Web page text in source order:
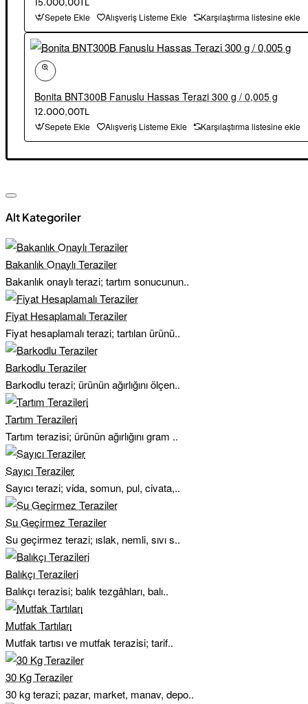
15.000,00TL
Sepete Ekle Alışveriş Listeme Ekle Karşılaştırma listesine ekle
Bonita BNT300B Fanuslu Hassas Terazi 300 g / 0,005 g
12.000,00TL
Sepete Ekle Alışveriş Listeme Ekle Karşılaştırma listesine ekle
Alt Kategoriler
Bakanlık Onaylı Teraziler
Bakanlık onaylı terazi; tartım sonucunun..
Fiyat Hesaplamalı Teraziler
Fiyat hesaplamalı terazi; tartılan ürünü..
Barkodlu Teraziler
Barkodlu terazi; ürünün ağırlığını ölçen..
Tartım Terazileri
Tartım terazisi; ürünün ağırlığını gram ..
Sayıcı Teraziler
Sayıcı terazi; vida, somun, pul, civata,..
Su Geçirmez Teraziler
Su geçirmez terazi; ıslak, nemli, sıvı s..
Balıkçı Terazileri
Balıkçı terazisi; balık tezgâhları, balı..
Mutfak Tartıları
Mutfak tartısı ve mutfak terazisi; tarif..
30 Kg Teraziler
30 kg terazi; pazar, market, manav, depo..